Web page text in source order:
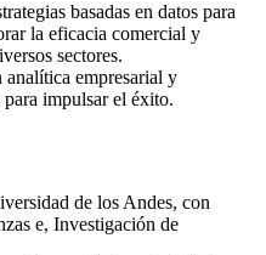
basadas en datos para
la eficacia comercial y
sectores.
analítica empresarial y
impulsar el éxito.
de los Andes, con
e, Investigación de